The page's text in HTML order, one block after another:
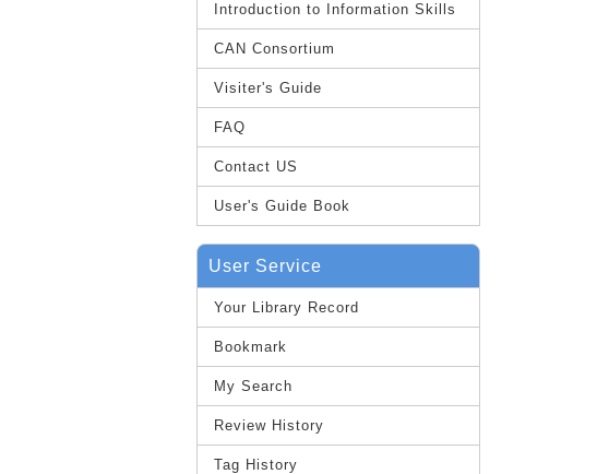
Introduction to Information Skills
CAN Consortium
Visiter's Guide
FAQ
Contact US
User's Guide Book
User Service
Your Library Record
Bookmark
My Search
Review History
Tag History